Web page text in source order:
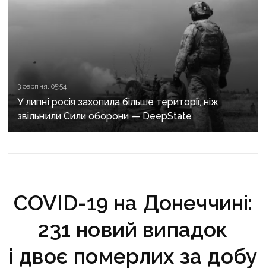
3 серпня, 05:54
У липні росія захопила більше території, ніж
звільнили Сили оборони — DeepState
COVID-19 на Донеччині:
231 новий випадок
і двоє померлих за добу